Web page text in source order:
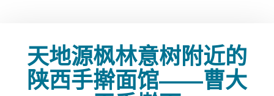
天地源枫林意树附近的
陕西手擀面馆——曹大